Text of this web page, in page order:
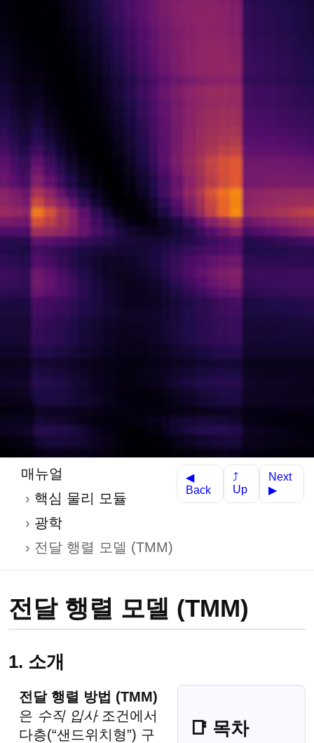
매뉴얼
핵심 물리 모듈
광학
전달 행렬 모델 (TMM)
◀
Back
⤴
Up
Next
▶
전달 행렬 모델 (TMM)
1. 소개
📑 목차
전달 행렬 방법 (TMM)
은 수직 입사조건에서
다층(“샌드위치형”) 구